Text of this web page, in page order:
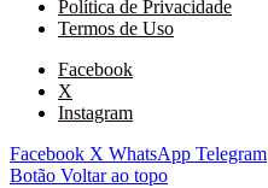
Política de Privacidade
Termos de Uso
Facebook
X
Instagram
Facebook X WhatsApp Telegram
Botão Voltar ao topo